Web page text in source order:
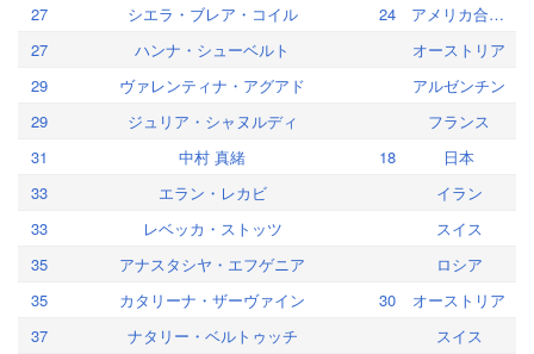
27
シエラ・ブレア・コイル 24
アメリカ合衆国
27
ハンナ・シューベルト
オーストリア
29
ヴァレンティナ・アグアド
アルゼンチン
29
ジュリア・シャヌルディ
フランス
31
中村 真緒 18
日本
33
エラン・レカビ
イラン
33
レベッカ・ストッツ
スイス
35
アナスタシヤ・エフゲニア
ロシア
35
カタリーナ・ザーヴァイン 30
オーストリア
37
ナタリー・ベルトゥッチ
スイス